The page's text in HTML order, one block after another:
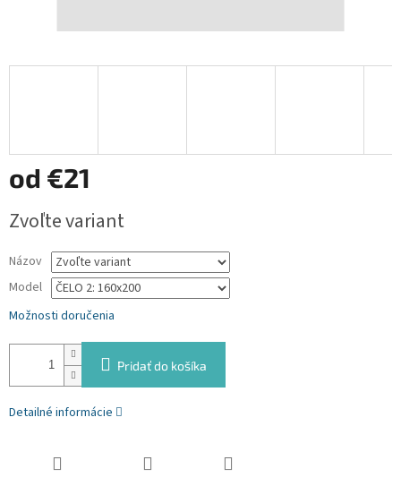
od €21
cena:
Zvoľte variant
Názov
Model
Možnosti doručenia
Pridať do košíka
Detailné informácie